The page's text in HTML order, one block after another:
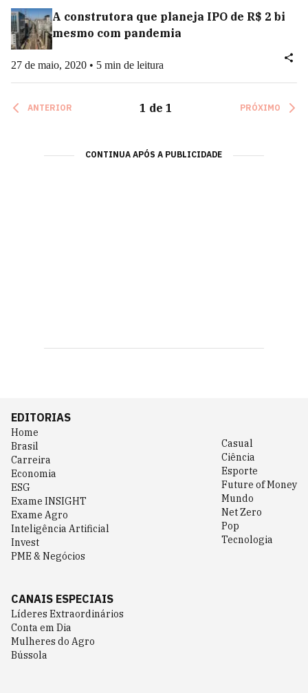
A construtora que planeja IPO de R$ 2 bi
mesmo com pandemia
27 de maio, 2020 • 5 min de leitura
ANTERIOR 1 de 1 PRÓXIMO
CONTINUA APÓS A PUBLICIDADE
EDITORIAS
Home
Brasil
Carreira
Economia
ESG
Exame INSIGHT
Exame Agro
Inteligência Artificial
Invest
PME & Negócios
Casual
Ciência
Esporte
Future of Money
Mundo
Net Zero
Pop
Tecnologia
CANAIS ESPECIAIS
Líderes Extraordinários
Conta em Dia
Mulheres do Agro
Bússola